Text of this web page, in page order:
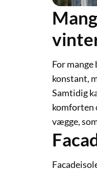
For
konstant,
Samtidig
komforten
vægge,